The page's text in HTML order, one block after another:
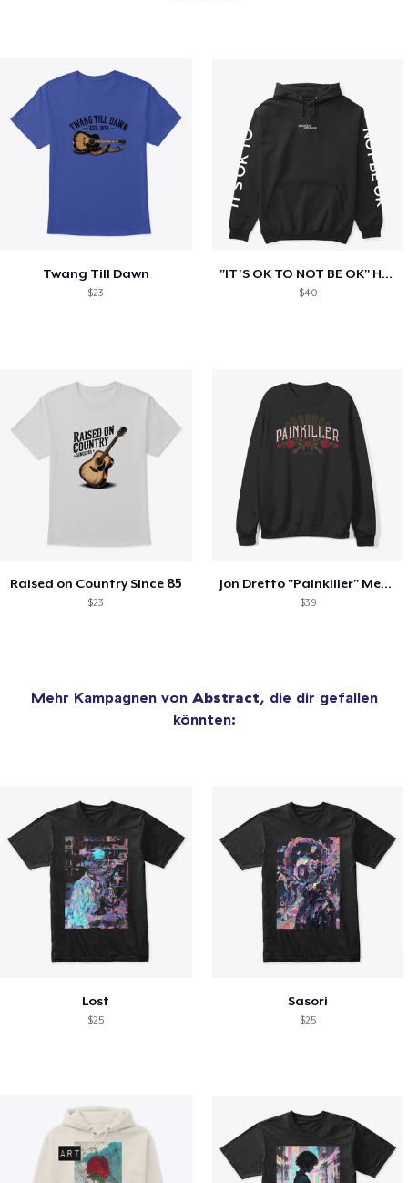
Twang Till Dawn
$23
"IT'S OK TO NOT BE OK" Hoodie (BP LOGO)
$40
Raised on Country Since 85
$23
Jon Dretto "Painkiller" Merch Collection
$39
Mehr Kampagnen von Abstract, die dir gefallen
könnten:
Lost
$25
Sasori
$25